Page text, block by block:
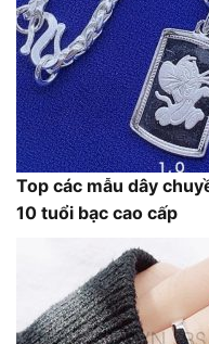
Top các mẫu dây
10 tuổi bạc cao cấp